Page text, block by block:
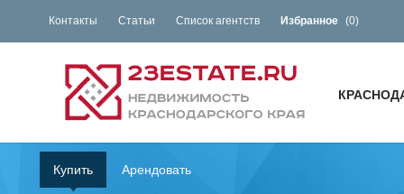
Контакты Статьи Список агентств Избранное (0)
Купить Арендовать